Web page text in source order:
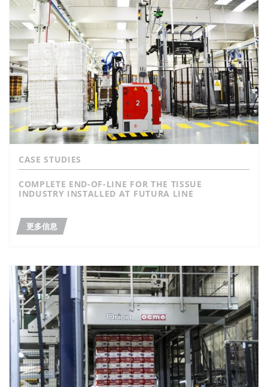
CASE STUDIES
COMPLETE END-OF-LINE FOR THE TISSUE
INDUSTRY INSTALLED AT FUTURA LINE
更多信息